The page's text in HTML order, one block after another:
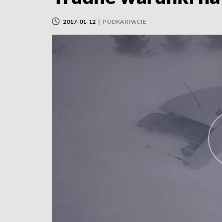
2017-01-12 | PODKARPACIE